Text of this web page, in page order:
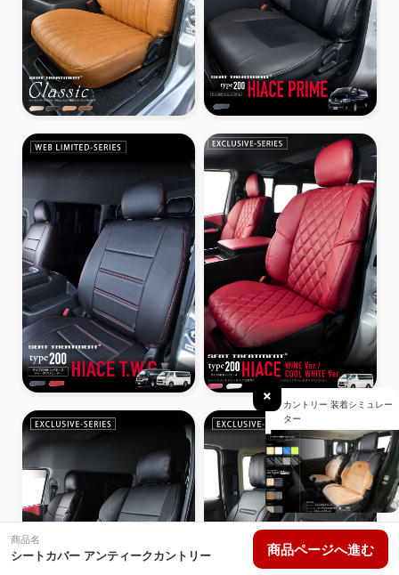
商品名
シートカバー アンティークカントリー 商品ページへ進む
×
カントリー 装着シミュレー
ター